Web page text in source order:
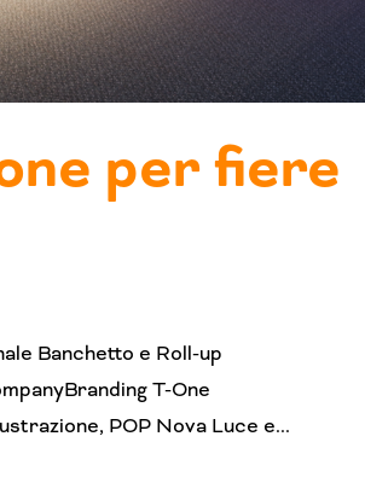
per fiere
Banchetto e Roll-up
T-One
POP Nova Luce e...